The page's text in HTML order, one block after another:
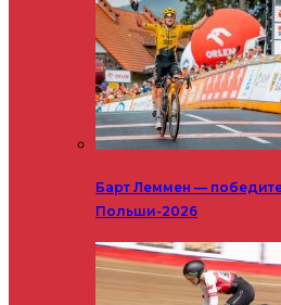
Барт Леммен —
Польши-2026